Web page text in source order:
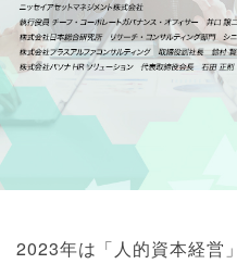
2023年は「人的資本経営